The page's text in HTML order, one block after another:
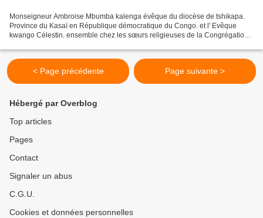
Monseigneur Ambroise Mbumba kalenga évêque du diocèse de tshikapa.
Province du Kasaï en République démocratique du Congo. et l' Evêque
kwango Célestin. ensemble chez les sœurs religieuses de la Congrégation
< Page précédente Page suivante >
Hébergé par Overblog
Top articles
Pages
Contact
Signaler un abus
C.G.U.
Cookies et données personnelles